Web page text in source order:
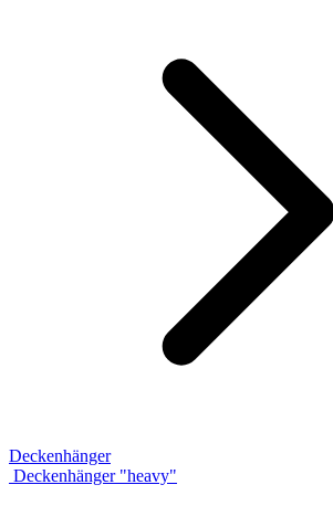
Deckenhänger
Deckenhänger "heavy"